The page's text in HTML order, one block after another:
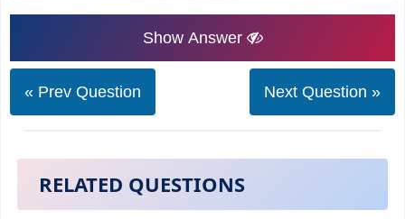
Show Answer
« Prev Question Next Question »
RELATED QUESTIONS